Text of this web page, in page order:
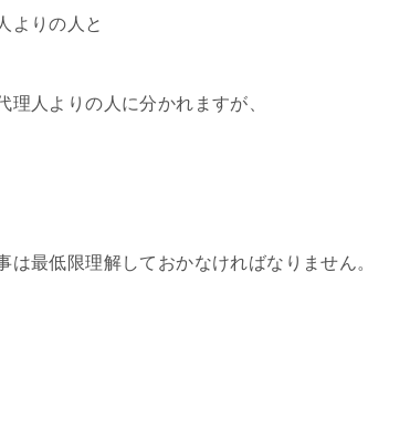
よりの人と
人よりの人に分かれますが、
は最低限理解しておかなければなりません。